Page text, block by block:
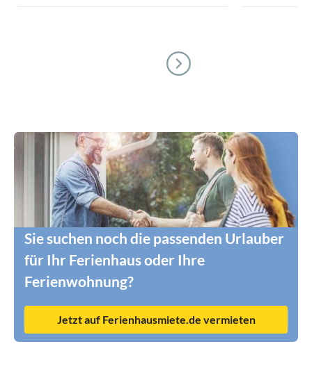
Sie suchen noch die passenden Urlauber
für Ihr Ferienhaus oder Ihre
Ferienwohnung?
Jetzt auf Ferienhausmiete.de vermieten